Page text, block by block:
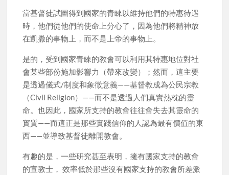
當基督徒試圖得到國家的青睞以維持他們的特惠待遇
時，他們從他們的使命上分心了，因為他們將精神放
在凱撒的事物上，而不是上帝的事物上。
是的，受到國家青睞的教會可以利用其特惠地位對社
會某些部份施加影響力（帶來改變）；然而，這主要
是透過儀式/制度和象徵意義——基督教成為公民宗教
（Civil Religion）——而不是透過人們真實熱枕的靈
命。也因此，國家所支持的教會往往會失去其靈命的
實質——而這正是那些實踐信仰的人認為最有價值的東
西——並導致基督徒離開教會。
有趣的是，一些研究甚至表明，擁有國家支持的教會
的宣教士， 效率低於那些沒有國家支持的教會所差派